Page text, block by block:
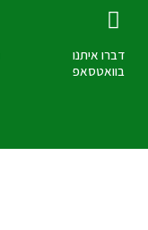
דברו איתנו
בוואטסאפ